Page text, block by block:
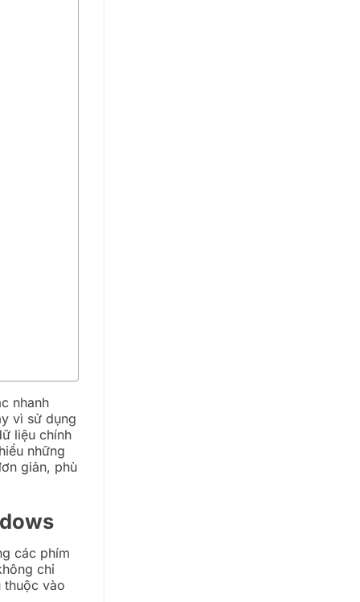
nhanh
vì sử dụng
liệu chính
những
giản, phù
các phím
chỉ
thuộc vào